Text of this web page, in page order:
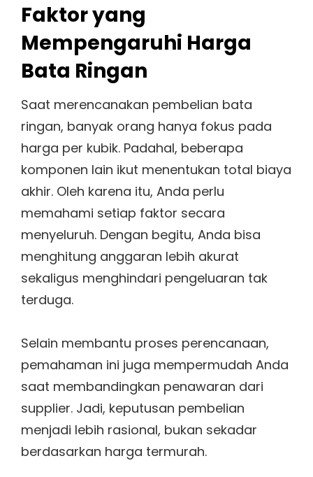
Faktor yang
Mempengaruhi Harga
Bata Ringan
Saat merencanakan pembelian bata
ringan, banyak orang hanya fokus pada
harga per kubik. Padahal, beberapa
komponen lain ikut menentukan total biaya
akhir. Oleh karena itu, Anda perlu
memahami setiap faktor secara
menyeluruh. Dengan begitu, Anda bisa
menghitung anggaran lebih akurat
sekaligus menghindari pengeluaran tak
terduga.
Selain membantu proses perencanaan,
pemahaman ini juga mempermudah Anda
saat membandingkan penawaran dari
supplier. Jadi, keputusan pembelian
menjadi lebih rasional, bukan sekadar
berdasarkan harga termurah.